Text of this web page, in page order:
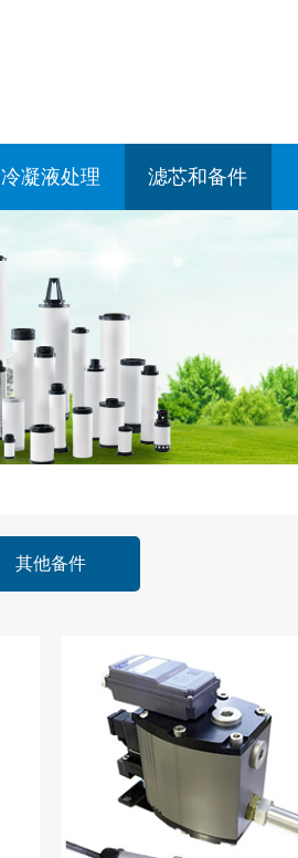
冷凝液处理 滤芯和备件
其他备件